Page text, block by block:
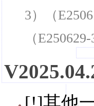
3）（
（E250629-